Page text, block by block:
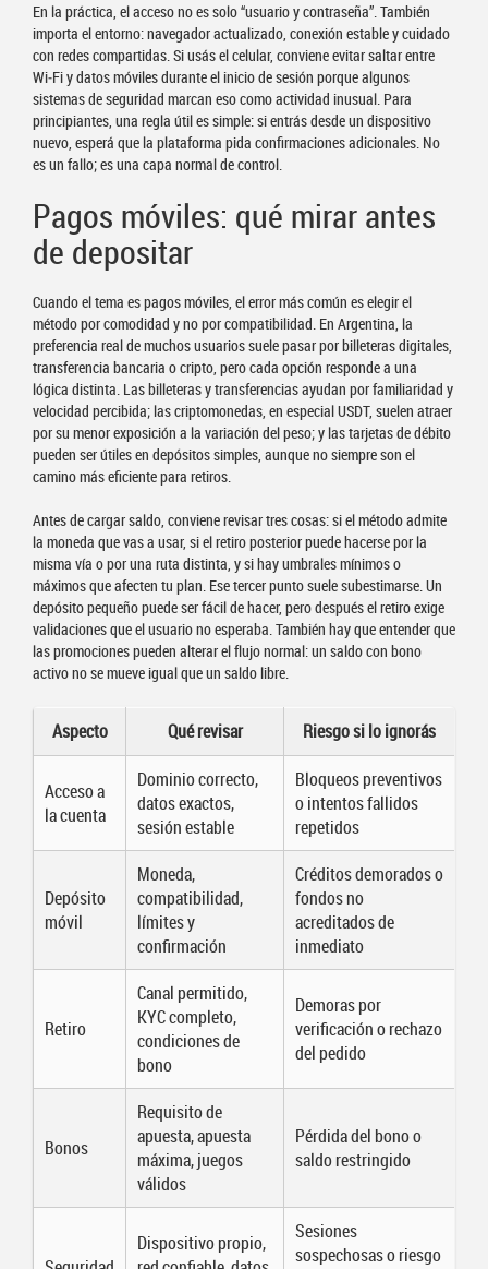
En la práctica, el acceso no es solo “usuario y contraseña”. También
importa el entorno: navegador actualizado, conexión estable y cuidado
con redes compartidas. Si usás el celular, conviene evitar saltar entre
Wi‑Fi y datos móviles durante el inicio de sesión porque algunos
sistemas de seguridad marcan eso como actividad inusual. Para
principiantes, una regla útil es simple: si entrás desde un dispositivo
nuevo, esperá que la plataforma pida confirmaciones adicionales. No
es un fallo; es una capa normal de control.
Pagos móviles: qué mirar antes
de depositar
Cuando el tema es pagos móviles, el error más común es elegir el
método por comodidad y no por compatibilidad. En Argentina, la
preferencia real de muchos usuarios suele pasar por billeteras digitales,
transferencia bancaria o cripto, pero cada opción responde a una
lógica distinta. Las billeteras y transferencias ayudan por familiaridad y
velocidad percibida; las criptomonedas, en especial USDT, suelen atraer
por su menor exposición a la variación del peso; y las tarjetas de débito
pueden ser útiles en depósitos simples, aunque no siempre son el
camino más eficiente para retiros.
Antes de cargar saldo, conviene revisar tres cosas: si el método admite
la moneda que vas a usar, si el retiro posterior puede hacerse por la
misma vía o por una ruta distinta, y si hay umbrales mínimos o
máximos que afecten tu plan. Ese tercer punto suele subestimarse. Un
depósito pequeño puede ser fácil de hacer, pero después el retiro exige
validaciones que el usuario no esperaba. También hay que entender que
las promociones pueden alterar el flujo normal: un saldo con bono
activo no se mueve igual que un saldo libre.
Aspecto Qué revisar Riesgo si lo ignorás
Acceso a
la cuenta
Dominio correcto,
datos exactos,
sesión estable
Bloqueos preventivos
o intentos fallidos
repetidos
Depósito
móvil
Moneda,
compatibilidad,
límites y
confirmación
Créditos demorados o
fondos no
acreditados de
inmediato
Retiro
Canal permitido,
KYC completo,
condiciones de
bono
Demoras por
verificación o rechazo
del pedido
Bonos
Requisito de
apuesta, apuesta
máxima, juegos
válidos
Pérdida del bono o
saldo restringido
Dispositivo propio,
Sesiones
sospechosas o riesgo